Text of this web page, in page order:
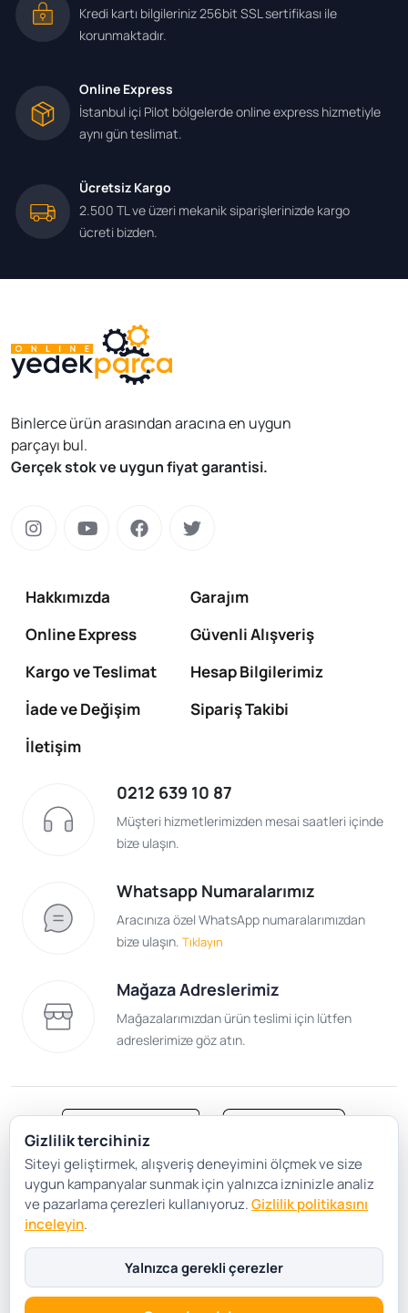
Kredi kartı bilgileriniz 256bit SSL sertifikası ile
korunmaktadır.
Online Express
İstanbul içi Pilot bölgelerde online express hizmetiyle
aynı gün teslimat.
Ücretsiz Kargo
2.500 TL ve üzeri mekanik siparişlerinizde kargo
ücreti bizden.
Binlerce ürün arasından aracına en uygun
parçayı bul.
Gerçek stok ve uygun fiyat garantisi.
Hakkımızda
Garajım
Online Express
Güvenli Alışveriş
Kargo ve Teslimat
Hesap Bilgilerimiz
İade ve Değişim
Sipariş Takibi
İletişim
0212 639 10 87
Müşteri hizmetlerimizden mesai saatleri içinde
bize ulaşın.
Whatsapp Numaralarımız
Aracınıza özel WhatsApp numaralarımızdan
bize ulaşın. Tıklayın
Mağaza Adreslerimiz
Mağazalarımızdan ürün teslimi için lütfen
adreslerimize göz atın.
Satış Sözleşmesi
Gizlilik ve Güvenlik
Gizlilik Politikası
Çerez Tercihleri
Gizlilik tercihiniz
Siteyi geliştirmek, alışveriş deneyimini ölçmek ve size
uygun kampanyalar sunmak için yalnızca izninizle analiz
ve pazarlama çerezleri kullanıyoruz.Gizlilik politikasını
inceleyin.
Yalnızca gerekli çerezler